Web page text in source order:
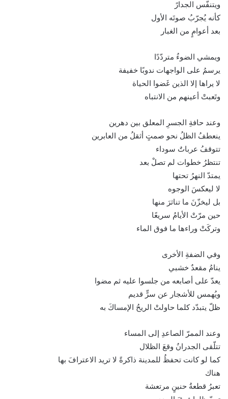
ويتنفّس الجدارً
كأنه يُجرّبُ صوتَه الأول
بعد أعوامٍ من الغبار
ويمشي الضوءُ متردّدًا
يرسمُ على الواجهات ندوبًا خفيفة
لا يراها إلا الذين غَضوا الحياة
وتَعبتْ أعينهم من الانتباه
وعند حافةِ الجسرِ المعلق بين دهرين
ينعطفُ الظلُ نحو صمتٍ أثقلُ من العابرين
تتوقفُ عرباتٌ سوداء
تنتظرُ خطوات لم تصلْ بعد
يمتدّ النهرُ تحتها
لا ليعكسَ الوجوه
بل ليخزّنَ ما تناثرَ منها
حين مرّتْ الأيامُ سريعًا
وتركَتْ وراءها ما فوق الماء
وفي الضفةِ الأخرى
ينامُ مقعدٌ خشبي
يعدّ على أصابعه من جلسوا عليه ثم مضوا
ويُهمس للأشجار عن سرٍّ قديم
ظلّ يتبدّد كلما حاولتْ الريحُ الإمساكَ به
وعند الممرّ الصاعدِ إلى المساء
تتلّقى الجدرانُ وقعَ الظلال
كما لو كانت تحفظُ للمدينة ذاكرةً لا تريد الاعترافَ بها
هناك
تعبرُ قطعةُ حنينٍ مرتعشة